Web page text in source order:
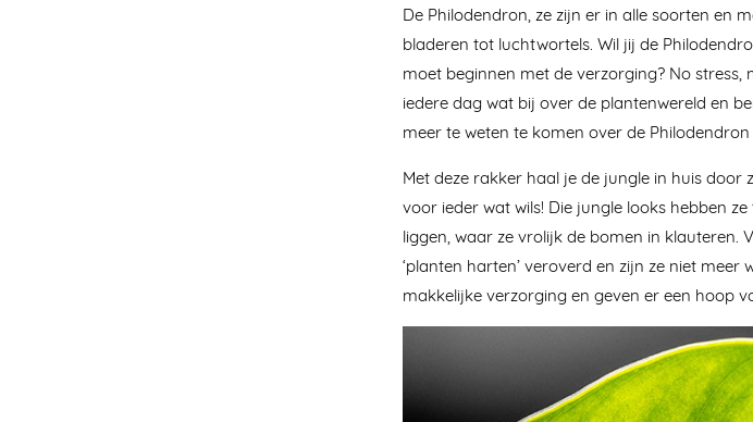
De Philodendron, ze zijn er in alle soorten en
bladeren tot luchtwortels. Wil jij de
moet beginnen met de verzorging? No
iedere dag wat bij over de plantenwereld en
meer te weten te komen over de
Met deze rakker haal je de jungle in huis door
voor ieder wat wils! Die jungle looks hebben
liggen, waar ze vrolijk de bomen in klauteren.
‘planten harten’ veroverd en zijn ze niet
makkelijke verzorging en geven er een hoop